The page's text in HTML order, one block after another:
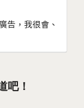
告，我很會、
吧！